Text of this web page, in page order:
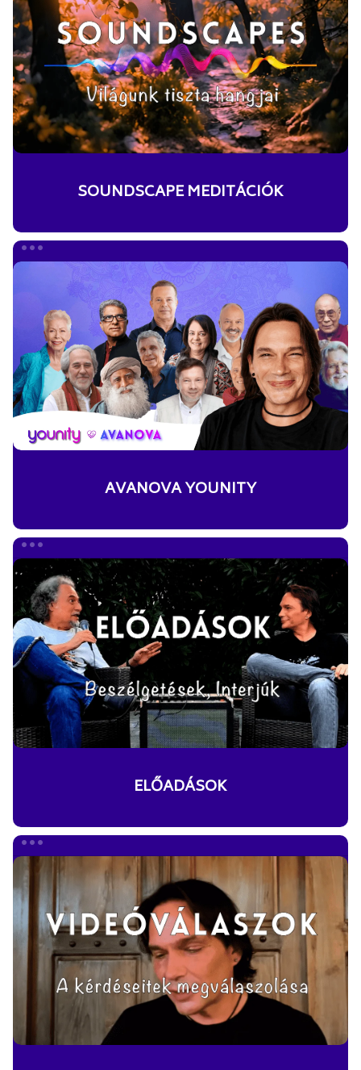
SOUNDSCAPE MEDITÁCIÓK
younity
AVANOVA YOUNITY
ELŐADÁSOK